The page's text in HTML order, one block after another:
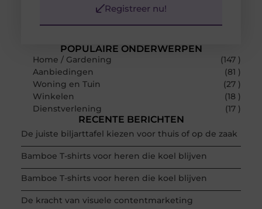
POPULAIRE ONDERWERPEN
Home / Gardening
(147 )
Aanbiedingen
(81 )
Woning en Tuin
(27 )
Winkelen
(18 )
Dienstverlening
(17 )
RECENTE BERICHTEN
De juiste biljarttafel kiezen voor thuis of op de zaak
Bamboe T-shirts voor heren die koel blijven
Bamboe T-shirts voor heren die koel blijven
De kracht van visuele contentmarketing
Registreer nu!